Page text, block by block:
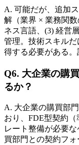
A. 可能だが、​追加
解​（業界 × 業務関
ネス言語、​(3) 経営
管理。​技術スキル
得する​必要が​ある。​
Q6. 大企業の​​購
るか？
A. 大企業の​購買部
おり、​FDE型契約​
レート整備が​必要
買部門との​契約フ